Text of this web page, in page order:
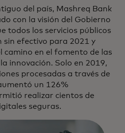
del país, Mashreq Bank
con la visión del Gobierno
todos los servicios públicos
sin efectivo para 2021 y
camino en el fomento de las
innovación. Solo en 2019,
procesadas a través de
un 126%
realizar cientos de
seguras.